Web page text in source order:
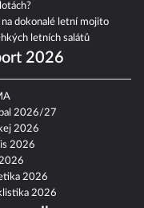
na dokonalé letní mojito
letních salátů
2026
2026/27
2026
2026
2026
2026